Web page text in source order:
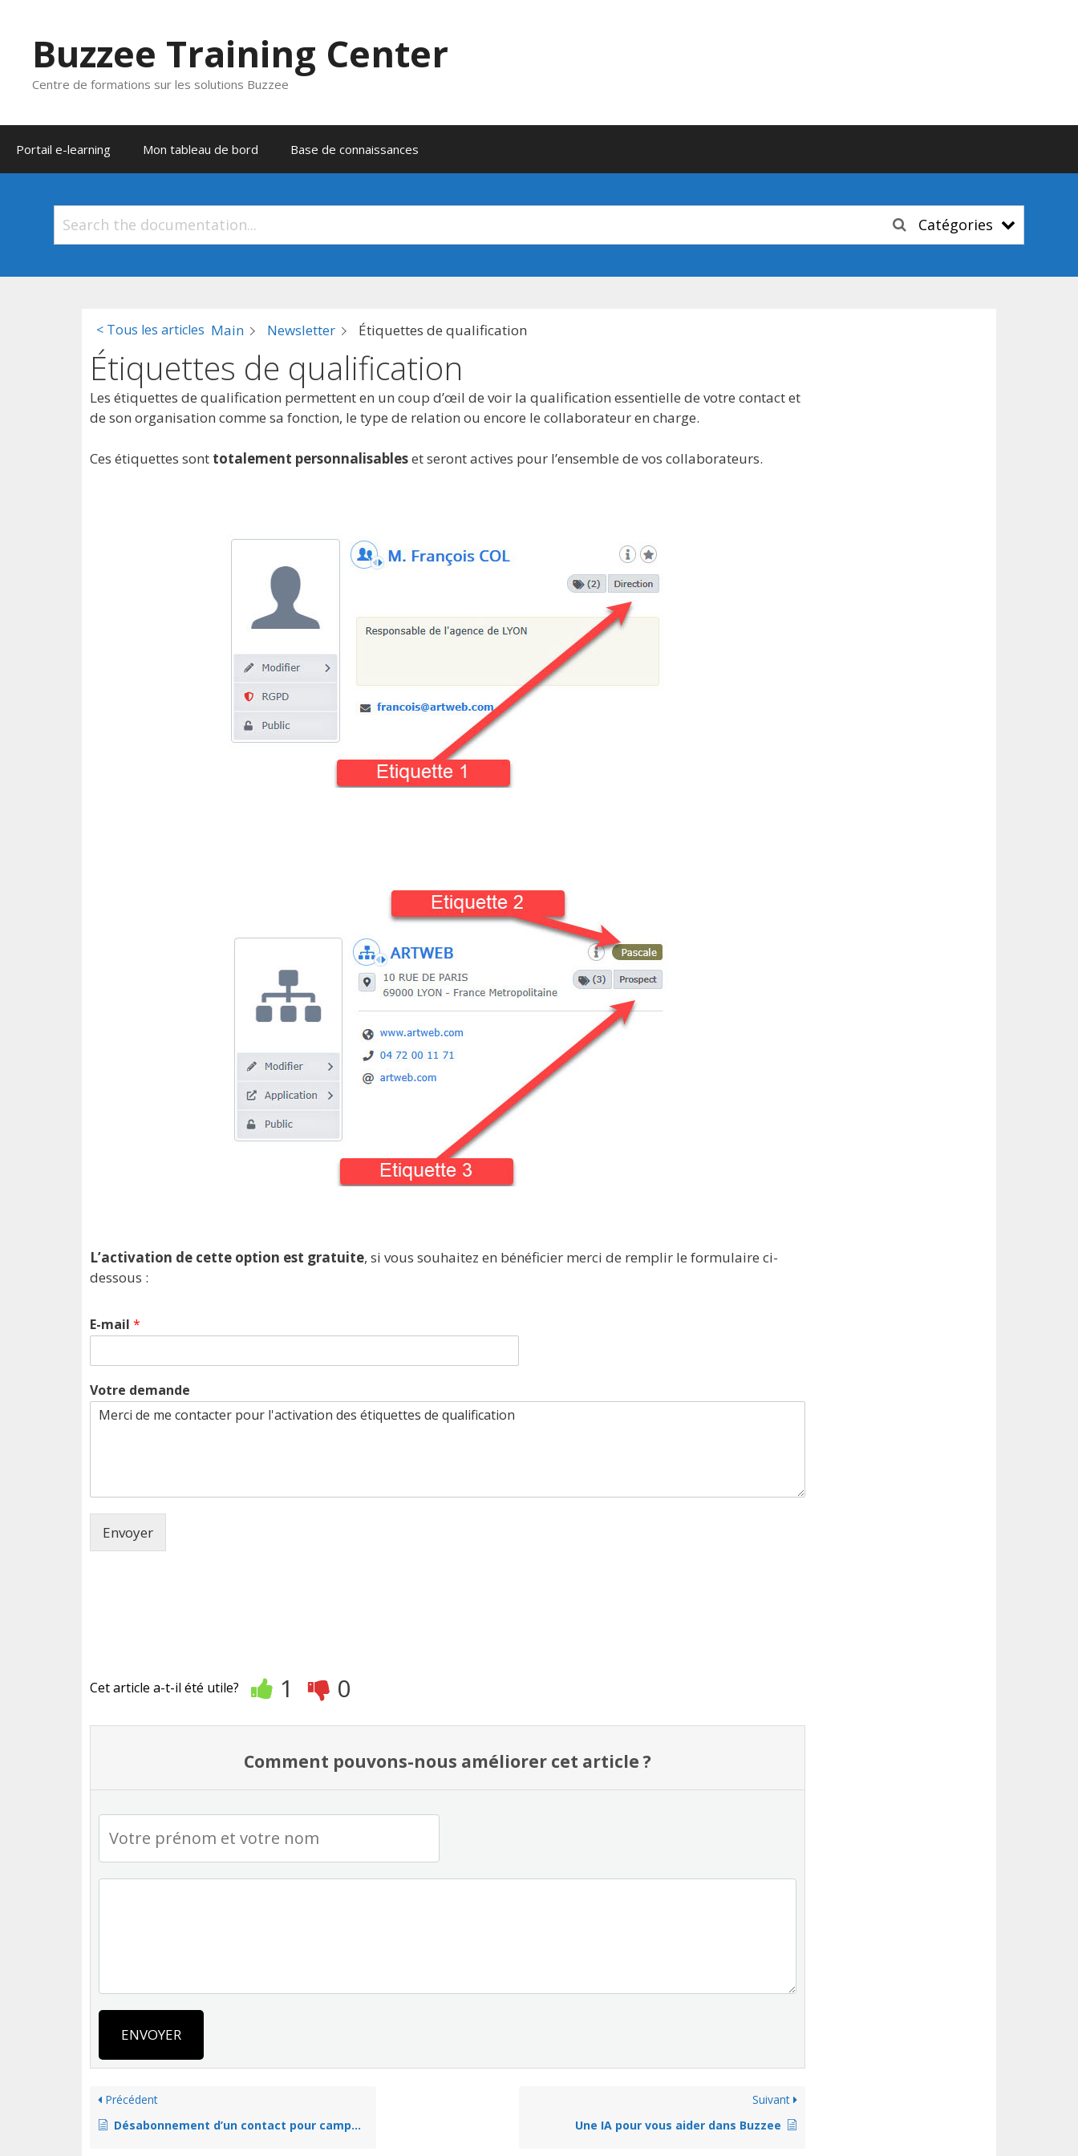
contenuBuzzee Training Center
Centre de formations sur les solutions Buzzee
Portail e-learning Mon tableau de bord Base de connaissances
Catégories
< Tous les articles Main Newsletter Étiquettes de qualification
Étiquettes de qualification
Les étiquettes de qualification permettent en un coup d’œil de voir la qualification essentielle de votre contact et
de son organisation comme sa fonction, le type de relation ou encore le collaborateur en charge.
Ces étiquettes sont totalement personnalisableset seront actives pour l’ensemble de vos collaborateurs.
L’activation de cette option est gratuite, si vous souhaitez en bénéficier merci de remplir le formulaire ci-
dessous :
E-mail *
Votre demande
Envoyer
Cet article a-t-il été utile? 1 0
Comment pouvons-nous améliorer cet article ?
ENVOYER
Précédent
Désabonnement d’un contact pour campagne d’emailing
Suivant
Une IA pour vous aider dans Buzzee